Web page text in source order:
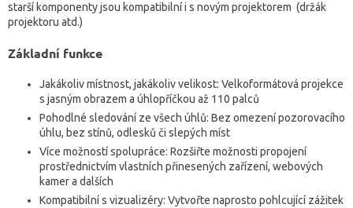
starší komponenty jsou kompatibilní i s novým projektorem (držák
projektoru atd.)
Základní funkce
Jakákoliv místnost, jakákoliv velikost: Velkoformátová projekce
s jasným obrazem a úhlopříčkou až 110 palců
Pohodlné sledování ze všech úhlů: Bez omezení pozorovacího
úhlu, bez stínů, odlesků či slepých míst
Více možností spolupráce: Rozšiřte možnosti propojení
prostřednictvím vlastních přinesených zařízení, webových
kamer a dalších
Kompatibilní s vizualizéry: Vytvořte naprosto pohlcující zážitek